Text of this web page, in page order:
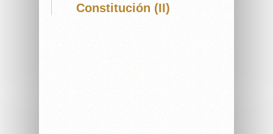
Constitución (II)